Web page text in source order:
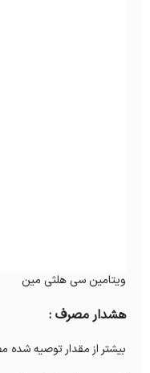
ویتامین سی هلثی مین
هشدار مصرف :
بیشتر از مقدار توصیه